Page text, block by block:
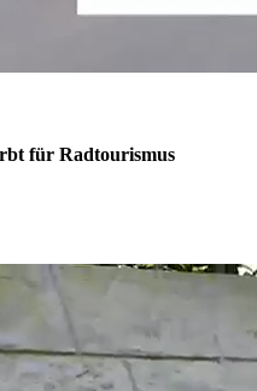
für Radtourismus